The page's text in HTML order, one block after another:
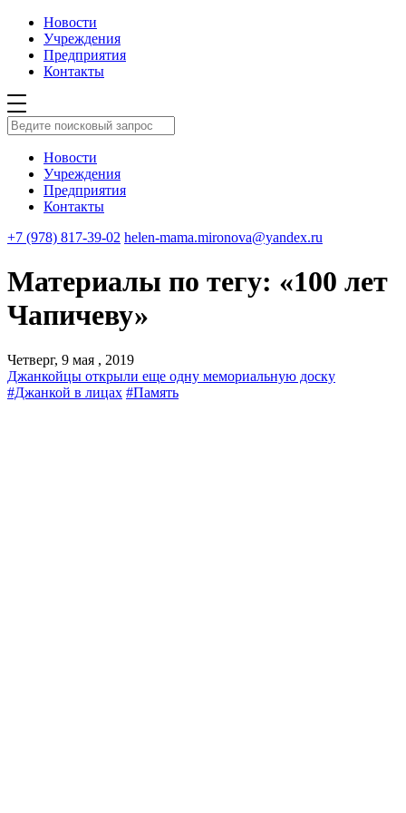
Новости
Учреждения
Предприятия
Контакты
Новости
Учреждения
Предприятия
Контакты
+7 (978) 817-39-02 helen-mama.mironova@yandex.ru
Материалы по тегу: «100 лет
Чапичеву»
Четверг, 9 мая , 2019
Джанкойцы открыли еще одну мемориальную доску
#Джанкой в лицах #Память